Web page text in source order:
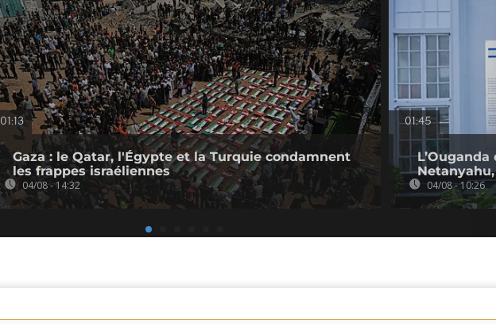
01:13
Gaza : le Qatar, l'Égypte et la Turquie condamnent
les frappes israéliennes
04/08 - 14:32
01:45
Netanyahu,
04/08 - 10:26